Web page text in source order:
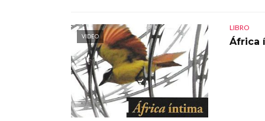
VIDEO
LIBRO
África